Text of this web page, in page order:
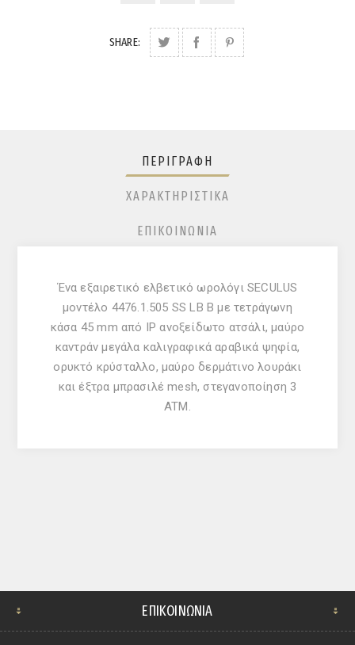
SHARE:
ΠΕΡΙΓΡΑΦΉ
ΧΑΡΑΚΤΗΡΙΣΤΙΚΆ
ΕΠΙΚΟΙΝΩΝΊΑ
Ένα εξαιρετικό ελβετικό ωρολόγι SECULUS
μοντέλο 4476.1.505 SS LB B με τετράγωνη
κάσα 45 mm από IP ανοξείδωτο ατσάλι, μαύρο
καντράν μεγάλα καλιγραφικά αραβικά ψηφία,
ορυκτό κρύσταλλο, μαύρο δερμάτινο λουράκι
και έξτρα μπρασιλέ mesh, στεγανοποίηση 3
ATM.
ΕΠΙΚΟΙΝΩΝΊΑ